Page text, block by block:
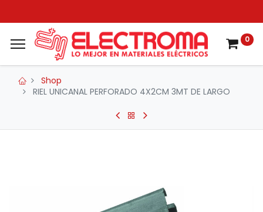
0
Shop
RIEL UNICANAL PERFORADO 4X2CM 3MT DE LARGO